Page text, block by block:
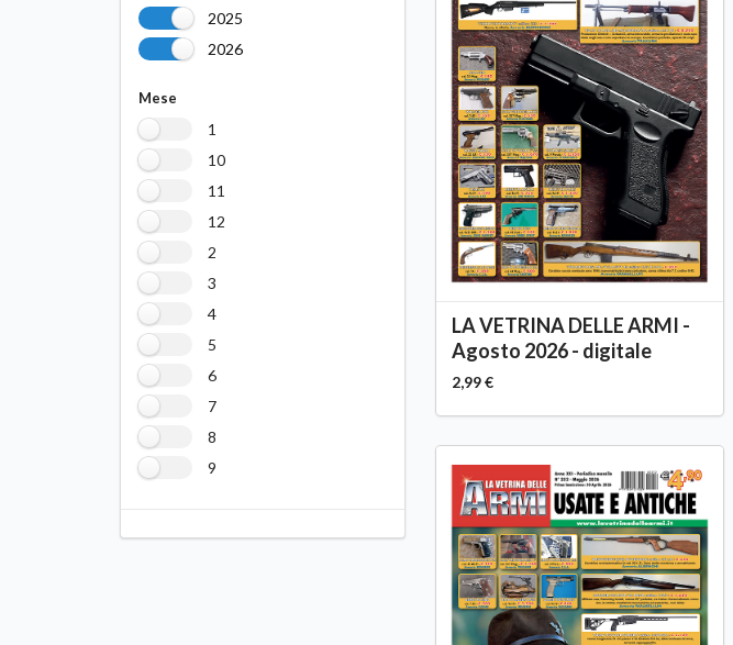
2025
2026
Mese
1
10
11
12
2
3
4
5
6
7
8
9
LA VETRINA DELLE ARMI -
Agosto 2026 - digitale
2,99 €